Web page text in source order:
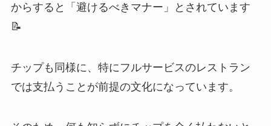
からすると「避けるべきマナー」とされています
📝
チップも同様に、特にフルサービスのレストラン
では支払うことが前提の文化になっています。